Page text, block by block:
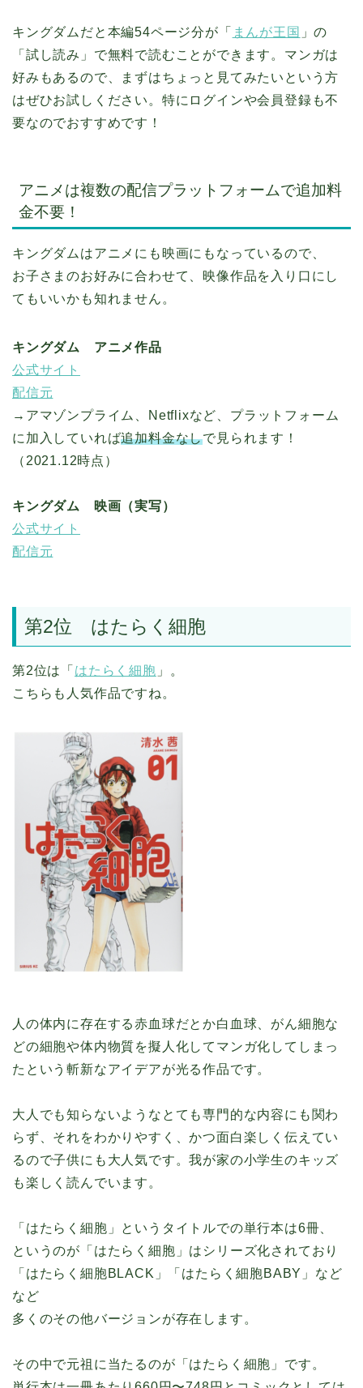
キングダムだと本編54ページ分が「 まんが王国 」の
「試し読み」で無料で読むことができます。マンガは
好みもあるので、まずはちょっと見てみたいという方
はぜひお試しください。特にログインや会員登録も不
要なのでおすすめです！
アニメは複数の配信プラットフォームで追加料
金不要！
キングダムはアニメにも映画にもなっているので、
お子さまのお好みに合わせて、映像作品を入り口にし
てもいいかも知れません。
キングダム アニメ作品
公式サイト
配信元
→アマゾンプライム、Netflixなど、プラットフォーム
に加入していれば追加料金なしで見られます！
（2021.12時点）
キングダム 映画（実写）
公式サイト
配信元
第2位 はたらく細胞
第2位は「 はたらく細胞 」。
こちらも人気作品ですね。
人の体内に存在する赤血球だとか白血球、がん細胞な
どの細胞や体内物質を擬人化してマンガ化してしまっ
たという斬新なアイデアが光る作品です。
大人でも知らないようなとても専門的な内容にも関わ
らず、それをわかりやすく、かつ面白楽しく伝えてい
るので子供にも大人気です。我が家の小学生のキッズ
も楽しく読んでいます。
「はたらく細胞」というタイトルでの単行本は6冊、
というのが「はたらく細胞」はシリーズ化されており
「はたらく細胞BLACK」「はたらく細胞BABY」など
など
多くのその他バージョンが存在します。
その中で元祖に当たるのが「はたらく細胞」です。